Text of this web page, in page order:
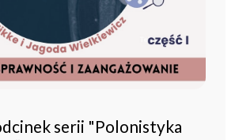
serii "Polonistyka